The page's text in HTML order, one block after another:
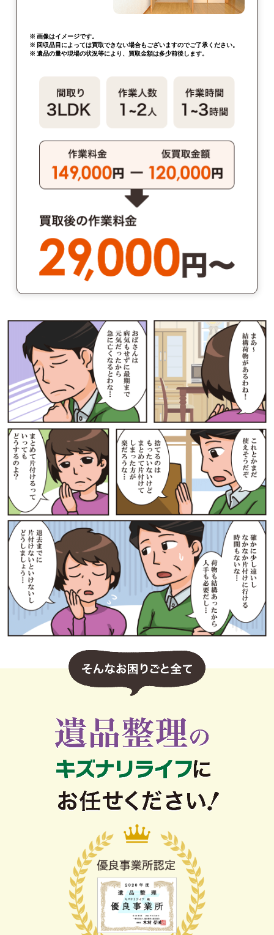
※ 画像はイメージです。
※ 回収品目によっては買取できない場合もございますのでご了承ください。
※ 遺品の量や現場の状況等により、買取金額は多少前後します。